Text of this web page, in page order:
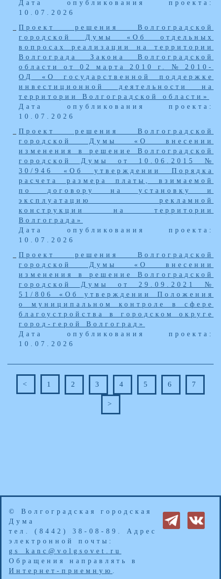
Дата опубликования проекта:
10.07.2026
Проект решения Волгоградской
городской Думы «Об отдельных
вопросах реализации на территории
Волгограда Закона Волгоградской
области от 02 марта 2010 г. № 2010-
ОД «О государственной поддержке
инвестиционной деятельности на
территории Волгоградской области»
Дата опубликования проекта:
10.07.2026
Проект решения Волгоградской
городской Думы «О внесении
изменения в решение Волгоградской
городской Думы от 10.06.2015 №
30/946 «Об утверждении Порядка
расчета размера платы, взимаемой
по договору на установку и
эксплуатацию рекламной
конструкции на территории
Волгограда»
Дата опубликования проекта:
10.07.2026
Проект решения Волгоградской
городской Думы «О внесении
изменения в решение Волгоградской
городской Думы от 29.09.2021 №
51/806 «Об утверждении Положения
о муниципальном контроле в сфере
благоустройства в городском округе
город-герой Волгоград»
Дата опубликования проекта:
10.07.2026
< 1 2 3 4 5 6 7
>
© Волгоградская городская
Дума
тел. (8442) 38-08-89. Адрес
электронной почты:
gs_kanc@volgsovet.ru
Обращения направлять в
Интернет-приемную